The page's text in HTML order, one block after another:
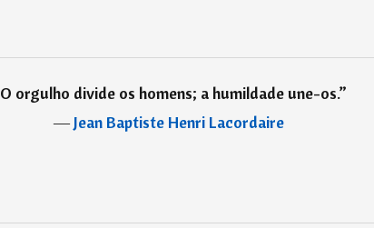
O orgulho divide os homens; a humildade une-os.”
―Jean Baptiste Henri Lacordaire